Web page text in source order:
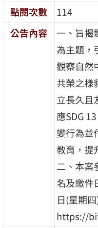
點閱次數
114
公告內容
一、旨揭
為主題，
觀察自然
共榮之樣
立長久且
應SDG
變行為並
教育，提
二、本案
名及繳件
日(星期
https://